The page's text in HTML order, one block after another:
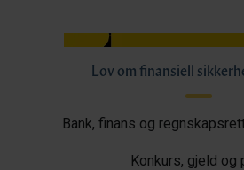
Lov om finansiell
Bank, finans og
Konkurs, gjeld og